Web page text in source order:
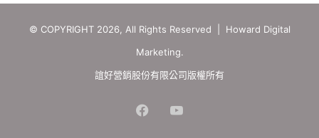
© COPYRIGHT 2026, All Rights Reserved | Howard Digital
Marketing.
誼好營銷股份有限公司版權所有
FacebookYouTube